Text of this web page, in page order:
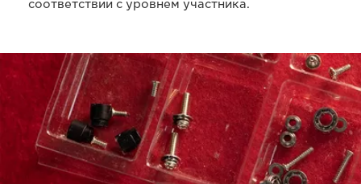
соответствии с уровнем участника.